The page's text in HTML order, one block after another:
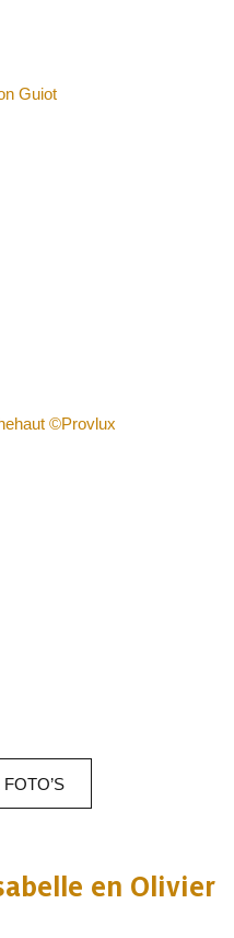
FOTO’S
en Olivier